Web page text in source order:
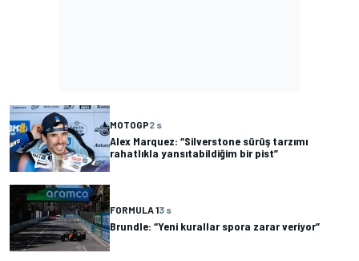
MOTOGP2 s
Alex Marquez: “Silverstone sürüş tarzımı
rahatlıkla yansıtabildiğim bir pist”
FORMULA 13 s
Brundle: “Yeni kurallar spora zarar veriyor”